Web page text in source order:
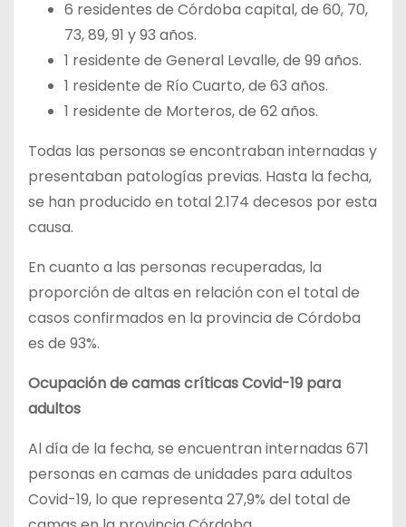
6 residentes de Córdoba capital, de 60, 70,
73, 89, 91 y 93 años.
1 residente de General Levalle, de 99 años.
1 residente de Río Cuarto, de 63 años.
1 residente de Morteros, de 62 años.
Todas las personas se encontraban internadas y
presentaban patologías previas. Hasta la fecha,
se han producido en total 2.174 decesos por esta
causa.
En cuanto a las personas recuperadas, la
proporción de altas en relación con el total de
casos confirmados en la provincia de Córdoba
es de 93%.
Ocupación de camas críticas Covid-19 para
adultos
Al día de la fecha, se encuentran internadas 671
personas en camas de unidades para adultos
Covid-19, lo que representa 27,9% del total de